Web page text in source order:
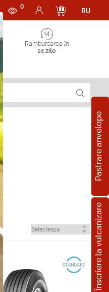
0
RU
Rambursarea în
14 zile
Pastrare anvelope
Înscriere la vulcanizare